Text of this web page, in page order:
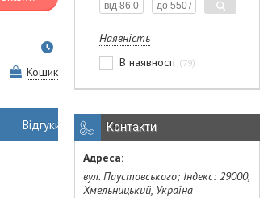
Кошик
Відгуки
Наявність
В наявності
79
Контакти
вул. Паустовського; Індекс: 29000,
Хмельницький, Україна